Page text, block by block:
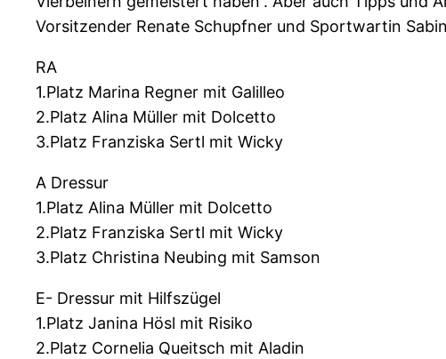
Vorsitzender Renate Schupfner und Sportwartin
RA
1.Platz Marina Regner mit Galilleo
2.Platz Alina Müller mit Dolcetto
3.Platz Franziska Sertl mit Wicky
A Dressur
1.Platz Alina Müller mit Dolcetto
2.Platz Franziska Sertl mit Wicky
3.Platz Christina Neubing mit Samson
E- Dressur mit Hilfszügel
1.Platz Janina Hösl mit Risiko
2.Platz Cornelia Queitsch mit Aladin